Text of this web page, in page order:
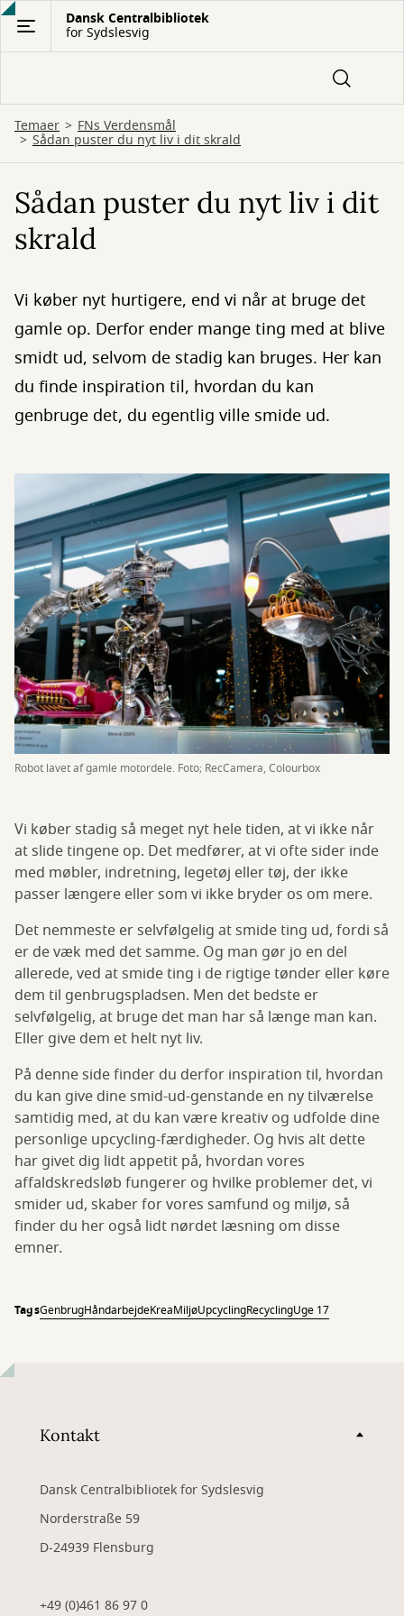
Gå
hovedindhold
Dansk Centralbibliotek
for Sydslesvig
Temaer FNs Verdensmål
Sådan puster du nyt liv i dit skrald
Sådan puster du nyt liv i dit
skrald
Vi køber nyt hurtigere, end vi når at bruge det
gamle op. Derfor ender mange ting med at blive
smidt ud, selvom de stadig kan bruges. Her kan
du finde inspiration til, hvordan du kan
genbruge det, du egentlig ville smide ud.
Robot lavet af gamle motordele. Foto; RecCamera, Colourbox
Vi køber stadig så meget nyt hele tiden, at vi ikke når
at slide tingene op. Det medfører, at vi ofte sider inde
med møbler, indretning, legetøj eller tøj, der ikke
passer længere eller som vi ikke bryder os om mere.
Det nemmeste er selvfølgelig at smide ting ud, fordi så
er de væk med det samme. Og man gør jo en del
allerede, ved at smide ting i de rigtige tønder eller køre
dem til genbrugspladsen. Men det bedste er
selvfølgelig, at bruge det man har så længe man kan.
Eller give dem et helt nyt liv.
På denne side finder du derfor inspiration til, hvordan
du kan give dine smid-ud-genstande en ny tilværelse
samtidig med, at du kan være kreativ og udfolde dine
personlige upcycling-færdigheder. Og hvis alt dette
har givet dig lidt appetit på, hvordan vores
affaldskredsløb fungerer og hvilke problemer det, vi
smider ud, skaber for vores samfund og miljø, så
finder du her også lidt nørdet læsning om disse
emner.
TagsGenbrugHåndarbejdeKreaMiljøUpcyclingRecyclingUge 17
Kontakt
Dansk Centralbibliotek for Sydslesvig
Norderstraße 59
D-24939 Flensburg
+49 (0)461 86 97 0